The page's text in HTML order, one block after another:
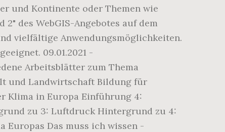
und Kontinente oder Themen wie
des WebGIS-Angebotes auf dem
vielfältige Anwendungsmöglichkeiten.
09.01.2021 -
Arbeitsblätter zum Thema
und Landwirtschaft Bildung für
Klima in Europa Einführung 4:
zu 3: Luftdruck Hintergrund zu 4:
Europas Das muss ich wissen -